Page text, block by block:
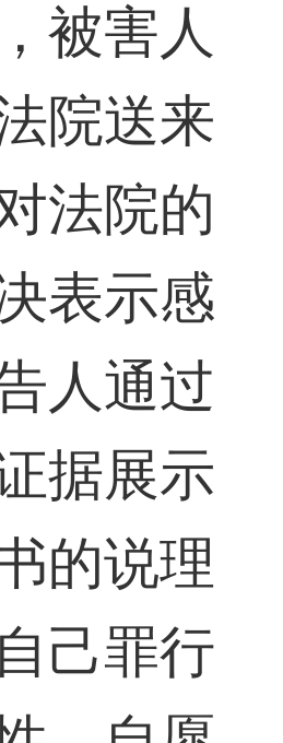
被害人
院送来
法院的
表示感
人通过
据展示
的说理
己罪行